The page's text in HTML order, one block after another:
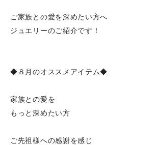
ご家族との愛を深めたい方へ
ジュエリーのご紹介です！
◆８月のオススメアイテム◆
家族との愛を
もっと深めたい方
ご先祖様への感謝を感じ